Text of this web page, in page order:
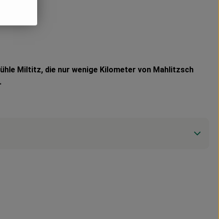
Miltitz, die nur wenige Kilometer von Mahlitzsch